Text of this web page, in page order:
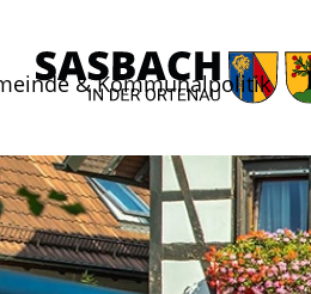
& Kommunalpolitik